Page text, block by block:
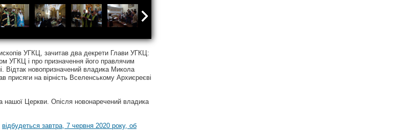
УГКЦ, зачитав два декрети Глави УГКЦ:
УГКЦ і про призначення його правлячим
Відтак новопризначений владика Микола
присяги на вірність Вселенському Архиєреєві
Церкви. Опісля новонаречений владика
відбудеться завтра, 7 червня 2020 року, об